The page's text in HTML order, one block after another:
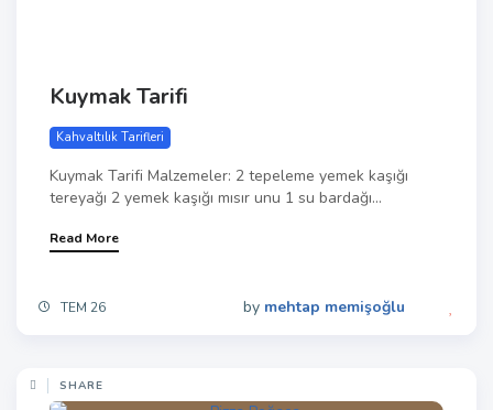
Kuymak Tarifi
Kahvaltılık Tarifleri
Kuymak Tarifi Malzemeler: 2 tepeleme yemek kaşığı
tereyağı 2 yemek kaşığı mısır unu 1 su bardağı...
Read More
TEM 26 by mehtap memişoğlu
SHARE